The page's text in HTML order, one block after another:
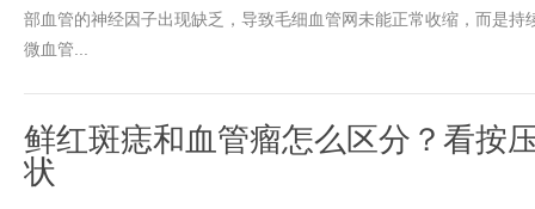
部血管的神经因子出现缺乏，导致毛细血管网未能正常收缩，而是持
微血管...
鲜红斑痣和血管瘤怎么区分？看按
状